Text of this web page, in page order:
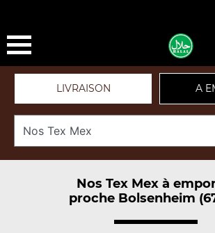
LIVRAISON A
Nos Tex Mex à
proche Bolsenheim